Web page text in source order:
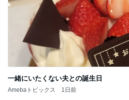
一緒にいたくない夫との誕生日
Amebaトピックス 1日前